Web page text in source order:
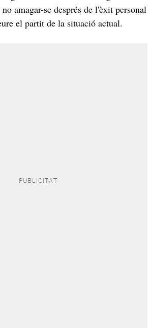
amagar-se després de l'èxit personal
el partit de la situació actual.